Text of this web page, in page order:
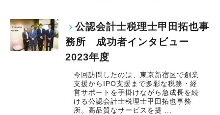
公認会計士税理士甲田拓也事
務所 成功者インタビュー
2023年度
今回訪問したのは、東京新宿区で創業
支援からIPO支援まで多彩な税務・経
営サポートを手掛けながら急成長を続
ける公認会計士税理士甲田拓也事務
所。高品質なサービスを提 ...